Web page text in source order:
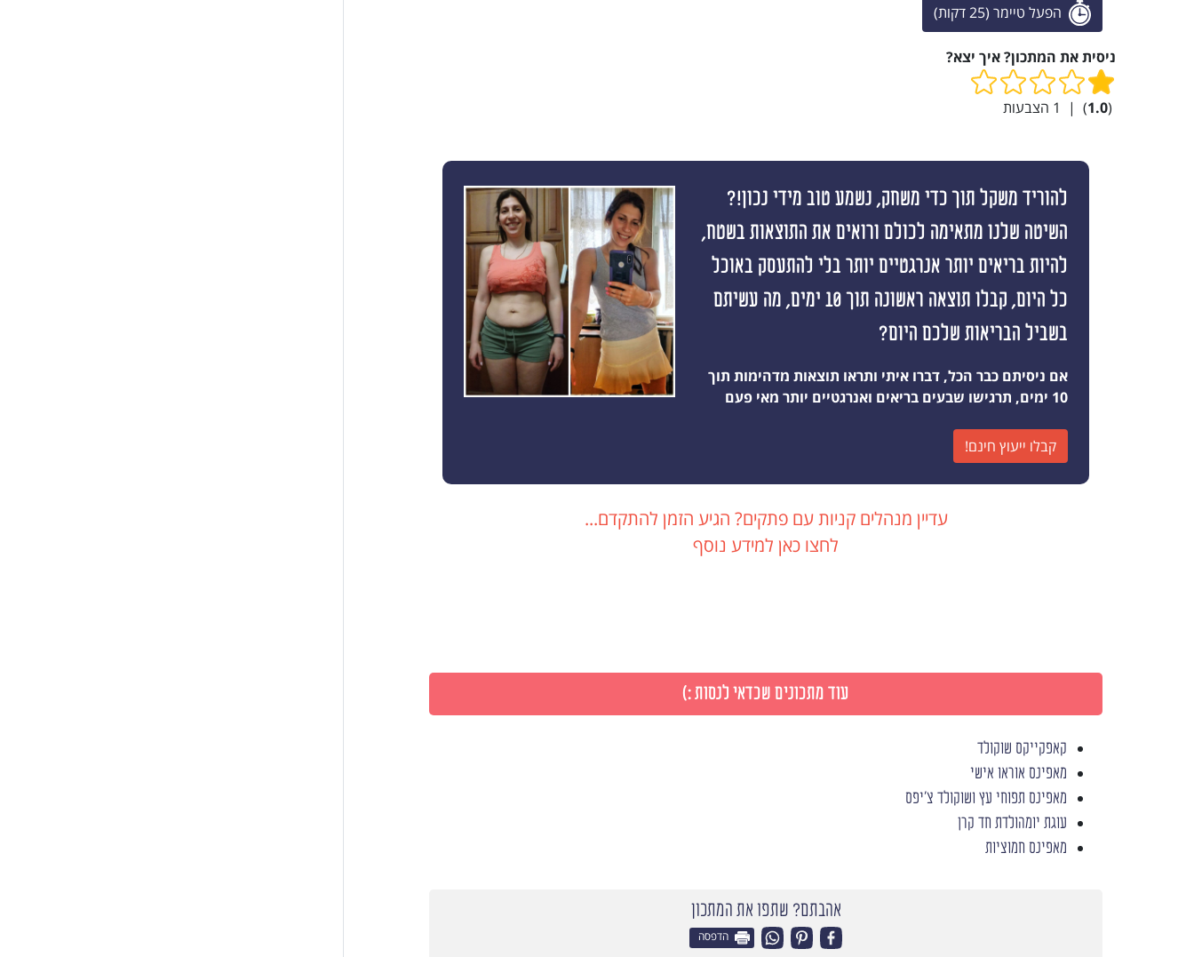
הפעל טיימר (25 דקות)
ניסית את המתכון? איך יצא?
(
1.0
)
|
1 הצבעות
להוריד משקל תוך כדי משחק, נשמע טוב מידי נכון!?
השיטה שלנו מתאימה לכולם ורואים את התוצאות בשטח,
להיות בריאים יותר אנרגטיים יותר בלי להתעסק באוכל
כל היום, קבלו תוצאה ראשונה תוך 10 ימים, מה עשיתם
בשביל הבריאות שלכם היום?
אם ניסיתם כבר הכל, דברו איתי ותראו תוצאות מדהימות תוך
10 ימים, תרגישו שבעים בריאים ואנרגטיים יותר מאי פעם
קבלו ייעוץ חינם!
עדיין מנהלים קניות עם פתקים? הגיע הזמן להתקדם...
לחצו כאן למידע נוסף
עוד מתכונים שכדאי לנסות :)
קאפקייקס שוקולד
מאפינס אוראו אישי
מאפינס תפוחי עץ ושוקולד צ'יפס
עוגת יומהולדת חד קרן
מאפינס חמוציות
אהבתם? שתפו את המתכון
הדפסה